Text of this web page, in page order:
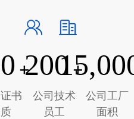
+
书
200+
公司技术
员工
公司工厂
面积